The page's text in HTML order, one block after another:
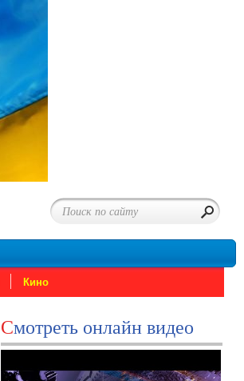
Кино
Смотреть онлайн видео